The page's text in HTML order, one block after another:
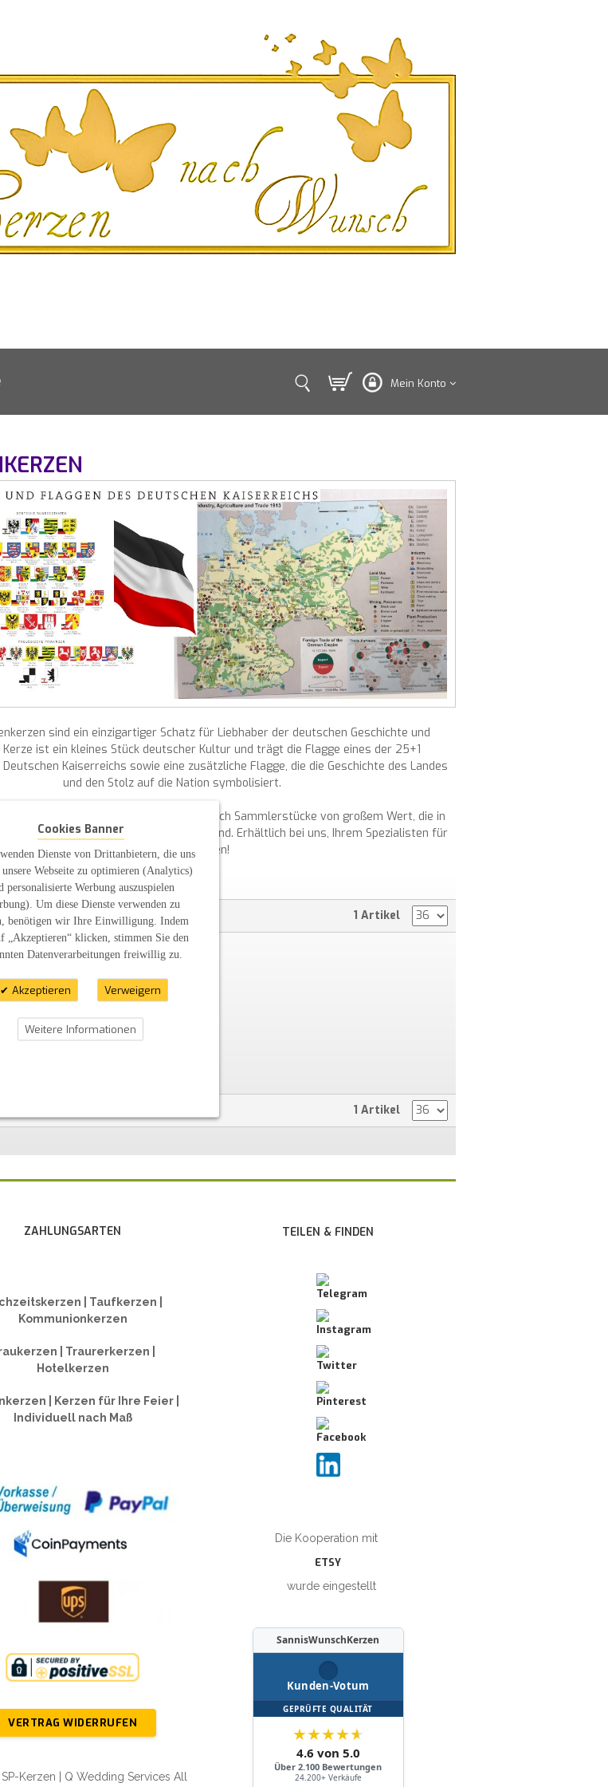
Mein Konto
sind ein einzigartiger Schatz für Liebhaber der deutschen Geschichte und
Kerze ist ein kleines Stück deutscher Kultur und trägt die Flagge eines der 25+1
Kaiserreichs sowie eine zusätzliche Flagge, die die Geschichte des Landes
und den Stolz auf die Nation symbolisiert.
nur schöne Dekorationen, sondern auch Sammlerstücke von großem Wert, die in
einer privaten Sammlung einzuordnen sind. Erhältlich bei uns, Ihrem Spezialisten für
historische Andenken!
1 Artikel
Wappen
1 Artikel
ZAHLUNGSARTEN
| Taufkerzen |
Kommunionkerzen
| Traurerkerzen |
Hotelkerzen
| Kerzen für Ihre Feier |
Individuell nach Maß
VERTRAG WIDERRUFEN
Kerzen | Q Wedding Services All
TEILEN & FINDEN
Die Kooperation mit
ETSY
wurde eingestellt
SannisWunschKerzen
Kunden-Votum
GEPRÜFTE QUALITÄT
★★★★★
4.6 von 5.0
Über 2.100 Bewertungen
24.200+ Verkäufe
Cookies Banner
Dienste von Drittanbietern, die uns
Webseite zu optimieren (Analytics)
personalisierte Werbung auszuspielen
Um diese Dienste verwenden zu
benötigen wir Ihre Einwilligung. Indem
„Akzeptieren“ klicken, stimmen Sie den
Datenverarbeitungen freiwillig zu.
Akzeptieren Verweigern
Weitere Informationen